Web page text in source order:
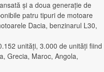
şi a doua generaţie de
patru tipuri de motoare
Dacia, benzinarul L30,
unităţi, 3.000 de unităţi fiind
Grecia, Maroc, Angola,